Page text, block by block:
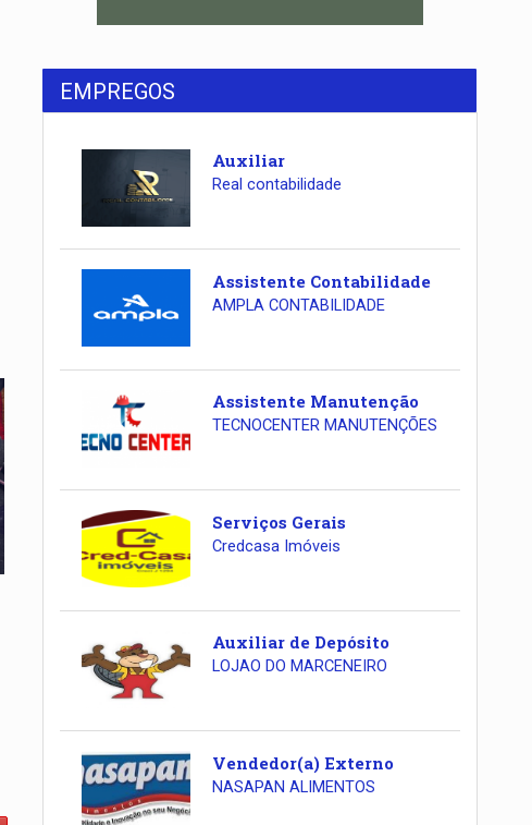
EMPREGOS
Auxiliar
Real contabilidade
Assistente Contabilidade
AMPLA CONTABILIDADE
Assistente Manutenção
TECNOCENTER MANUTENÇÕES
Serviços Gerais
Credcasa Imóveis
Auxiliar de Depósito
LOJAO DO MARCENEIRO
Vendedor(a) Externo
NASAPAN ALIMENTOS